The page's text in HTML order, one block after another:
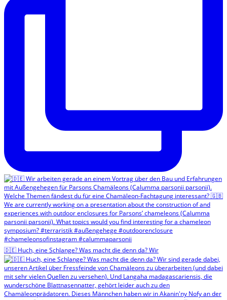
🇩🇪 Huch, eine Schlange? Was macht die denn da? Wir